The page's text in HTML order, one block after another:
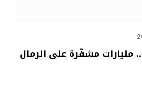
مليارات مشفّرة على الرمال